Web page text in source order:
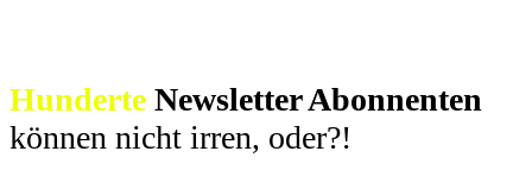
Hunderte Newsletter Abonnenten
können nicht irren, oder?!